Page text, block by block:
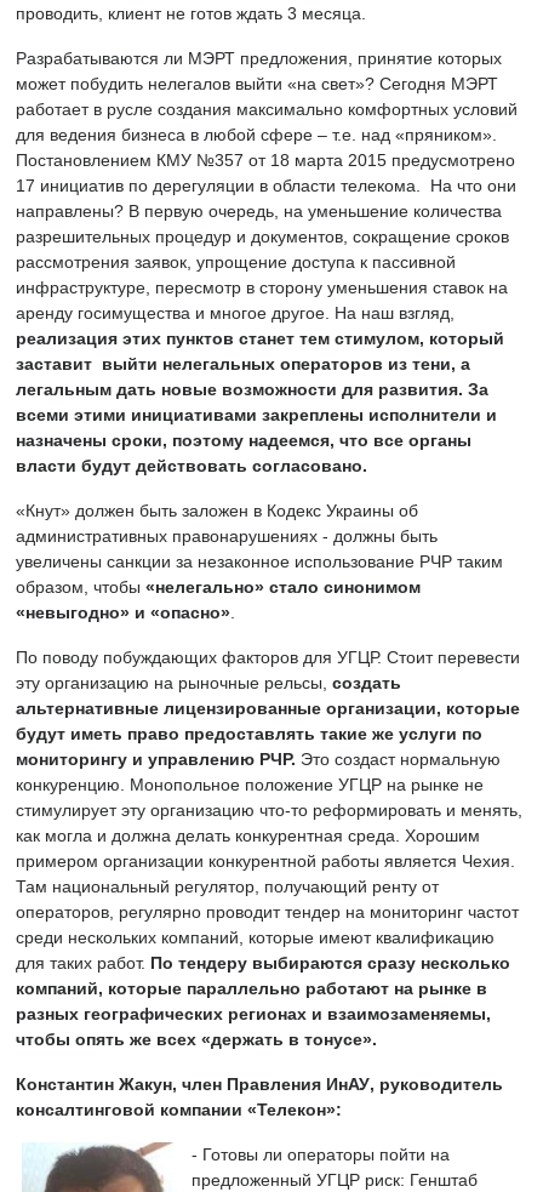
проводить, клиент не готов ждать 3 месяца.
Разрабатываются ли МЭРТ предложения, принятие которых
может побудить нелегалов выйти «на свет»? Сегодня МЭРТ
работает в русле создания максимально комфортных условий
для ведения бизнеса в любой сфере – т.е. над «пряником».
Постановлением КМУ №357 от 18 марта 2015 предусмотрено
17 инициатив по дерегуляции в области телекома. На что они
направлены? В первую очередь, на уменьшение количества
разрешительных процедур и документов, сокращение сроков
рассмотрения заявок, упрощение доступа к пассивной
инфраструктуре, пересмотр в сторону уменьшения ставок на
аренду госимущества и многое другое. На наш взгляд,
реализация этих пунктов станет тем стимулом, который
заставит выйти нелегальных операторов из тени, а
легальным дать новые возможности для развития. За
всеми этими инициативами закреплены исполнители и
назначены сроки, поэтому надеемся, что все органы
власти будут действовать согласовано.
«Кнут» должен быть заложен в Кодекс Украины об
административных правонарушениях - должны быть
увеличены санкции за незаконное использование РЧР таким
образом, чтобы «нелегально» стало синонимом
«невыгодно» и «опасно».
По поводу побуждающих факторов для УГЦР. Стоит перевести
эту организацию на рыночные рельсы, создать
альтернативные лицензированные организации, которые
будут иметь право предоставлять такие же услуги по
мониторингу и управлению РЧР. Это создаст нормальную
конкуренцию. Монопольное положение УГЦР на рынке не
стимулирует эту организацию что-то реформировать и менять,
как могла и должна делать конкурентная среда. Хорошим
примером организации конкурентной работы является Чехия.
Там национальный регулятор, получающий ренту от
операторов, регулярно проводит тендер на мониторинг частот
среди нескольких компаний, которые имеют квалификацию
для таких работ. По тендеру выбираются сразу несколько
компаний, которые параллельно работают на рынке в
разных географических регионах и взаимозаменяемы,
чтобы опять же всех «держать в тонусе».
Константин Жакун, член Правления ИнАУ, руководитель
консалтинговой компании «Телекон»:
- Готовы ли операторы пойти на
предложенный УГЦР риск: Генштаб